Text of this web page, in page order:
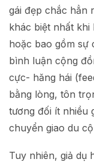
gái đẹp chắc hẳn
khác biệt nhất khi
hoặc bao gồm sự
bình luận cộng
cực- hăng hái
bằng lòng, tôn
tương đối ít nhiều
chuyển giao du
Tuy nhiên, giả dụ